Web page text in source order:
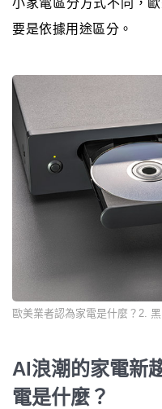
要是依據用途區分。
歐美業者認為家電是什麼？2. 黑
AI浪潮的家電新
電是什麼？